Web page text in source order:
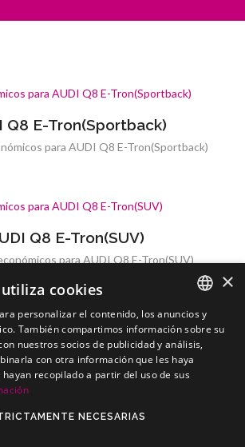
Q8 E-Tron(Sportback)
para AUDI Q8 E-Tron(Sportback)
Q8 E-Tron(SUV)
para AUDI Q8 E-Tron(SUV)
AUDI Q8 SUV
económicos para AUDI Q8 SUV
SPANISH
PORTUGUESE
×
cookies
personalizar el contenido, los anuncios y
También compartimos información sobre su
nuestros socios de publicidad y análisis,
con otra información que les haya
recopilado a partir del uso de sus
NECESARIAS